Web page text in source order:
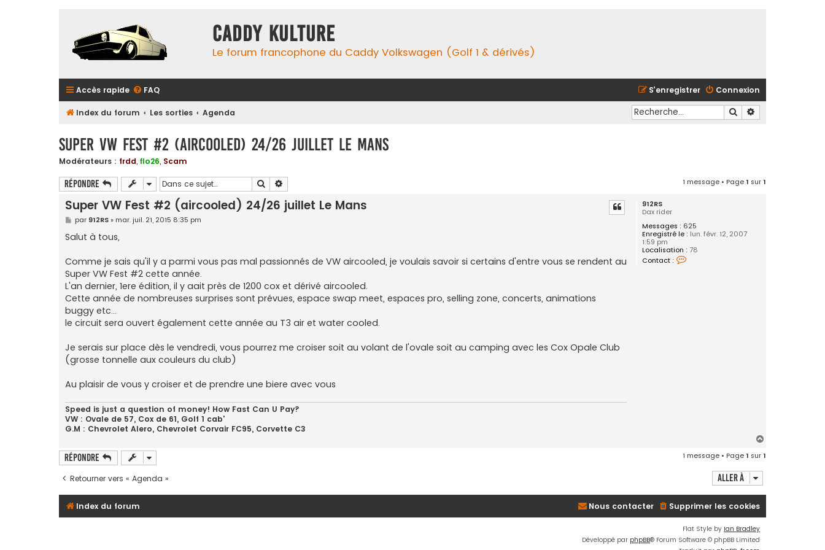
Caddy Kulture
Le forum francophone du Caddy Volkswagen (Golf 1 & dérivés)
Accès rapide FAQ Connexion
S’enregistrer
Index du forum Les sorties Agenda Rechercher
Super VW Fest #2 (aircooled) 24/26 juillet Le Mans
Modérateurs : frdd, flo26, Scam
Répondre Rechercher 1 message • Page1 sur1
912RS
Dax rider
Messages : 625
Enregistré le : lun. févr. 12, 2007
1:59 pm
Localisation : 78
Contact :
Super VW Fest #2 (aircooled) 24/26 juillet Le Mans
M
e
s
s
g
e
par 912RS» mar. juil. 21, 2015 8:35 pm
Salut à tous,
Comme je sais qu'il y a parmi vous pas mal passionnés de VW aircooled, je voulais savoir si certains d'entre vous se rendent au
Super VW Fest #2 cette année.
L'an dernier, 1ere édition, il y aait près de 1200 cox et dérivé aircooled.
Cette année de nombreuses surprises sont prévues, espace swap meet, espaces pro, selling zone, concerts, animations
buggy etc...
le circuit sera ouvert également cette année au T3 air et water cooled.
Je serais sur place dès le vendredi, vous pourrez me croiser soit au volant de l'ovale soit au camping avec les Cox Opale Club
(grosse tonnelle aux couleurs du club)
Au plaisir de vous y croiser et de prendre une biere avec vous
Speed is just a question of money! How Fast Can U Pay?
VW : Ovale de 57, Cox de 61, Golf 1 cab'
G.M : Chevrolet Alero, Chevrolet Corvair FC95, Corvette C3
Répondre 1 message • Page1 sur1
Retourner vers « Agenda » Aller à
Index du forum Supprimer les cookies
Nous contacter
Flat Style by Ian Bradley
Développé par phpBB® Forum Software © phpBB Limited